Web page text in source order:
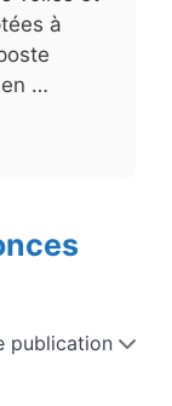
à
…
publication